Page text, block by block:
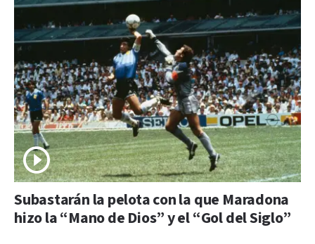
Subastarán la pelota con la que Maradona
hizo la “Mano de Dios” y el “Gol del Siglo”